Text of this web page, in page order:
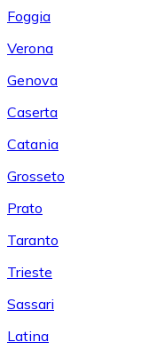
Foggia
Verona
Genova
Caserta
Catania
Grosseto
Prato
Taranto
Trieste
Sassari
Latina